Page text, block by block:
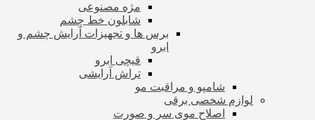
مژه مصنوعی
شابلون خط چشم
برس ها و تجهیزات آرایش چشم و
ابرو
قیچی ابرو
تراش آرایشی
شامپو و مراقبت مو
لوازم شخصی برقی
اصلاح موی سر و صورت